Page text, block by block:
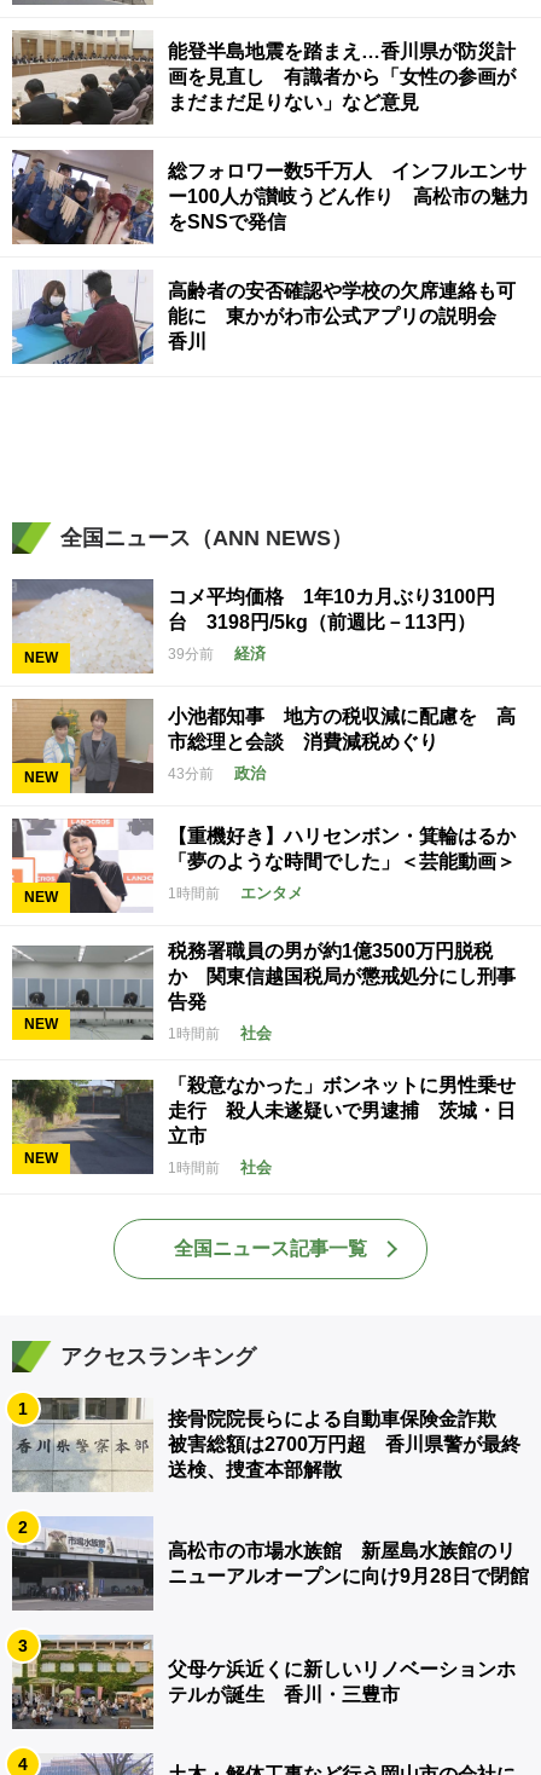
能登半島地震を踏まえ…香川県が防災計
画を見直し 有識者から「女性の参画が
まだまだ足りない」など意見
総フォロワー数5千万人 インフルエンサ
ー100人が讃岐うどん作り 高松市の魅力
をSNSで発信
高齢者の安否確認や学校の欠席連絡も可
能に 東かがわ市公式アプリの説明会
香川
全国ニュース（ANN NEWS）
NEW
コメ平均価格 1年10カ月ぶり3100円
台 3198円/5kg（前週比－113円）
39分前 経済
NEW
小池都知事 地方の税収減に配慮を 高
市総理と会談 消費減税めぐり
43分前 政治
NEW
【重機好き】ハリセンボン・箕輪はるか
「夢のような時間でした」＜芸能動画＞
1時間前 エンタメ
NEW
税務署職員の男が約1億3500万円脱税
か 関東信越国税局が懲戒処分にし刑事
告発
1時間前 社会
NEW
「殺意なかった」ボンネットに男性乗せ
走行 殺人未遂疑いで男逮捕 茨城・日
立市
1時間前 社会
全国ニュース記事一覧
アクセスランキング
1
接骨院院長らによる自動車保険金詐欺
被害総額は2700万円超 香川県警が最終
送検、捜査本部解散
2
高松市の市場水族館 新屋島水族館のリ
ニューアルオープンに向け9月28日で閉館
3
父母ケ浜近くに新しいリノベーションホ
テルが誕生 香川・三豊市
4